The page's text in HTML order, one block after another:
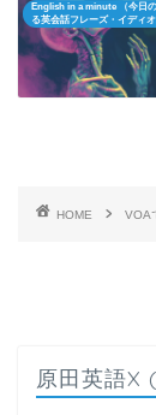
English in a minute （今日
る英会話フレーズ・イディオ
HOME VOA
原田英語